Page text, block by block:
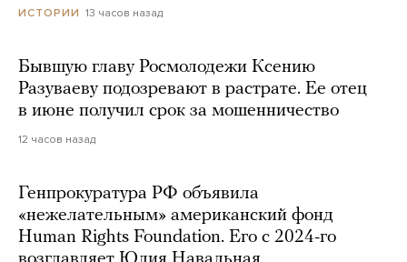
ИСТОРИИ 13 часов назад
Бывшую главу Росмолодежи Ксению
Разуваеву подозревают в растрате. Ее отец
в июне получил срок за мошенничество
12 часов назад
Генпрокуратура РФ объявила
«нежелательным» американский фонд
Human Rights Foundation. Его с 2024-го